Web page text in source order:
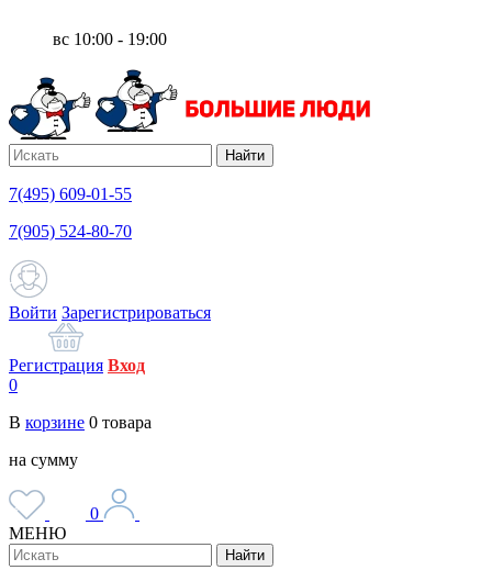
вс 10:00 - 19:00
Найти
7(495) 609-01-55
7(905) 524-80-70
Войти Зарегистрироваться
Регистрация Вход
0
В корзине 0 товара
на сумму
0
МЕНЮ
Найти